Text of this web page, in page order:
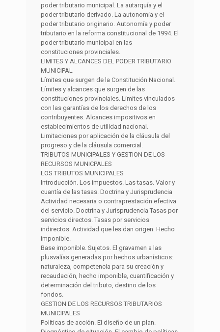
poder tributario municipal. La autarquía y el
poder tributario derivado. La autonomía y el
poder tributario originario. Autonomía y poder
tributario en la reforma constitucional de 1994. El
poder tributario municipal en las
constituciones provinciales.
LIMITES Y ALCANCES DEL PODER TRIBUTARIO
MUNICIPAL
Límites que surgen de la Constitución Nacional.
Límites y alcances que surgen de las
constituciones provinciales. Límites vinculados
con las garantías de los derechos de los
contribuyentes. Alcances impositivos en
establecimientos de utilidad nacional.
Limitaciones por aplicación de la cláusula del
progreso y de la cláusula comercial.
TRIBUTOS MUNICIPALES Y GESTION DE LOS
RECURSOS MUNICPALES
LOS TRIBUTOS MUNICIPALES
Introducción. Los impuestos. Las tasas. Valor y
cuantía de las tasas. Doctrina y Jurisprudencia
Actividad necesaria o contraprestación efectiva
del servicio. Doctrina y Jurisprudencia Tasas por
servicios directos. Tasas por servicios
indirectos. Actividad que les dan origen. Hecho
imponible.
Base imponible. Sujetos. El gravamen a las
plusvalías generadas por hechos urbanísticos:
naturaleza, competencia para su creación y
recaudación, hecho imponible, cuantificación y
determinación del tributo, destino de los
fondos.
GESTION DE LOS RECURSOS TRIBUTARIOS
MUNICIPALES
Políticas de acción. El diseño de un plan.